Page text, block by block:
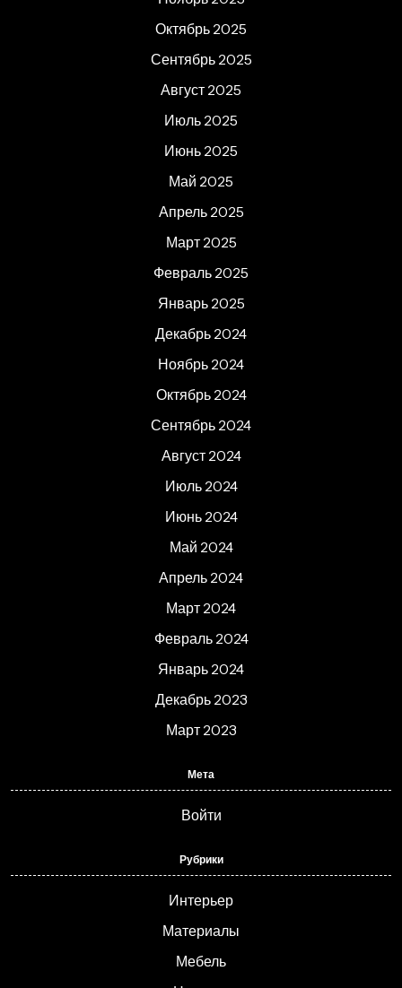
Октябрь 2025
Сентябрь 2025
Август 2025
Июль 2025
Июнь 2025
Май 2025
Апрель 2025
Март 2025
Февраль 2025
Январь 2025
Декабрь 2024
Ноябрь 2024
Октябрь 2024
Сентябрь 2024
Август 2024
Июль 2024
Июнь 2024
Май 2024
Апрель 2024
Март 2024
Февраль 2024
Январь 2024
Декабрь 2023
Март 2023
Мета
Войти
Рубрики
Интерьер
Материалы
Мебель